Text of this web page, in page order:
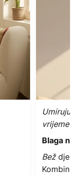
vrijeme
Blaga
Bež